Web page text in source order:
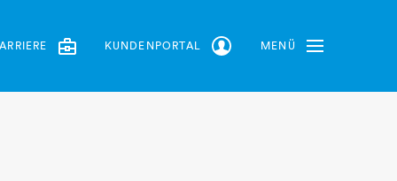
KUNDENPORTAL MENÜ
Toggle Navbar